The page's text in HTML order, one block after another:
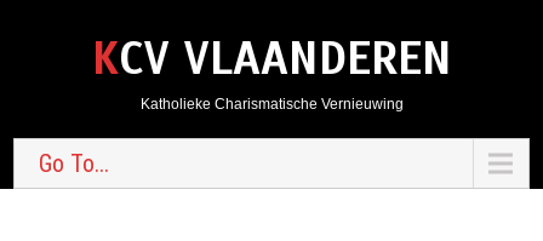
KCV VLAANDEREN
Katholieke Charismatische Vernieuwing
Go To...